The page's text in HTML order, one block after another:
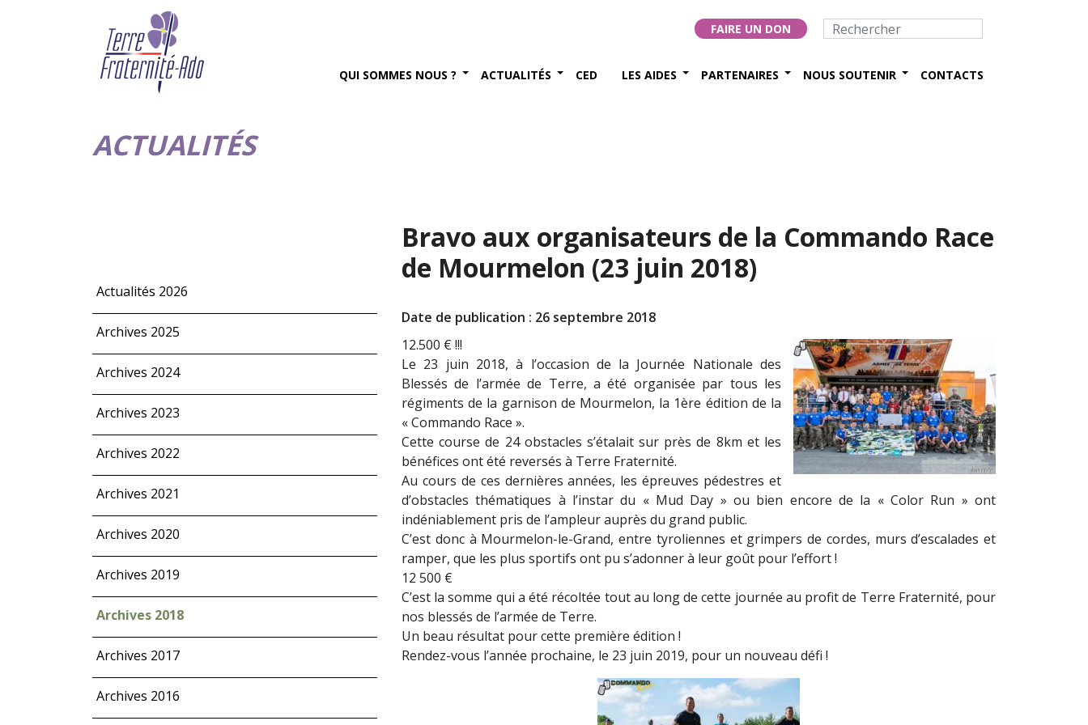
FAIRE UN DON
QUI SOMMES NOUS ? ACTUALITÉS CED LES AIDES PARTENAIRES NOUS SOUTENIR CONTACTS
ACTUALITÉS
Actualités 2026
Archives 2025
Archives 2024
Archives 2023
Archives 2022
Archives 2021
Archives 2020
Archives 2019
Archives 2018
Archives 2017
Archives 2016
Bravo aux organisateurs de la Commando Race
de Mourmelon (23 juin 2018)
Date de publication : 26 septembre 2018
12.500 € !!!
Le 23 juin 2018, à l’occasion de la Journée Nationale des
Blessés de l’armée de Terre, a été organisée par tous les
régiments de la garnison de Mourmelon, la 1ère édition de la
« Commando Race ».
Cette course de 24 obstacles s’étalait sur près de 8km et les
bénéfices ont été reversés à Terre Fraternité.
Au cours de ces dernières années, les épreuves pédestres et
d’obstacles thématiques à l’instar du « Mud Day » ou bien encore de la « Color Run » ont
indéniablement pris de l’ampleur auprès du grand public.
C’est donc à Mourmelon-le-Grand, entre tyroliennes et grimpers de cordes, murs d’escalades et
ramper, que les plus sportifs ont pu s’adonner à leur goût pour l’effort !
12 500 €
C’est la somme qui a été récoltée tout au long de cette journée au profit de Terre Fraternité, pour
nos blessés de l’armée de Terre.
Un beau résultat pour cette première édition !
Rendez-vous l’année prochaine, le 23 juin 2019, pour un nouveau défi !